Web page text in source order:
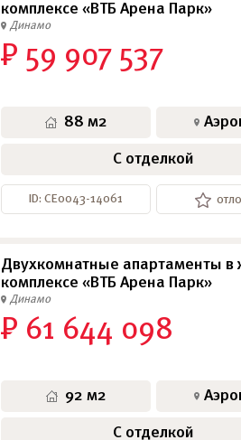
комплексе «ВТБ Арена Парк»
Динамо
₽ 59 907 537
88 м2
С отделкой
ID: СЕ0043-14061
Двухкомнатные апартаменты в
комплексе «ВТБ Арена Парк»
Динамо
₽ 61 644 098
92 м2
С отделкой